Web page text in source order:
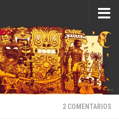
2 COMENTARIOS